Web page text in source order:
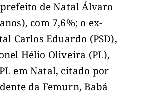
de Natal Álvaro
com 7,6%; o ex-
Carlos Eduardo (PSD),
Hélio Oliveira (PL),
em Natal, citado por
da Femurn, Babá